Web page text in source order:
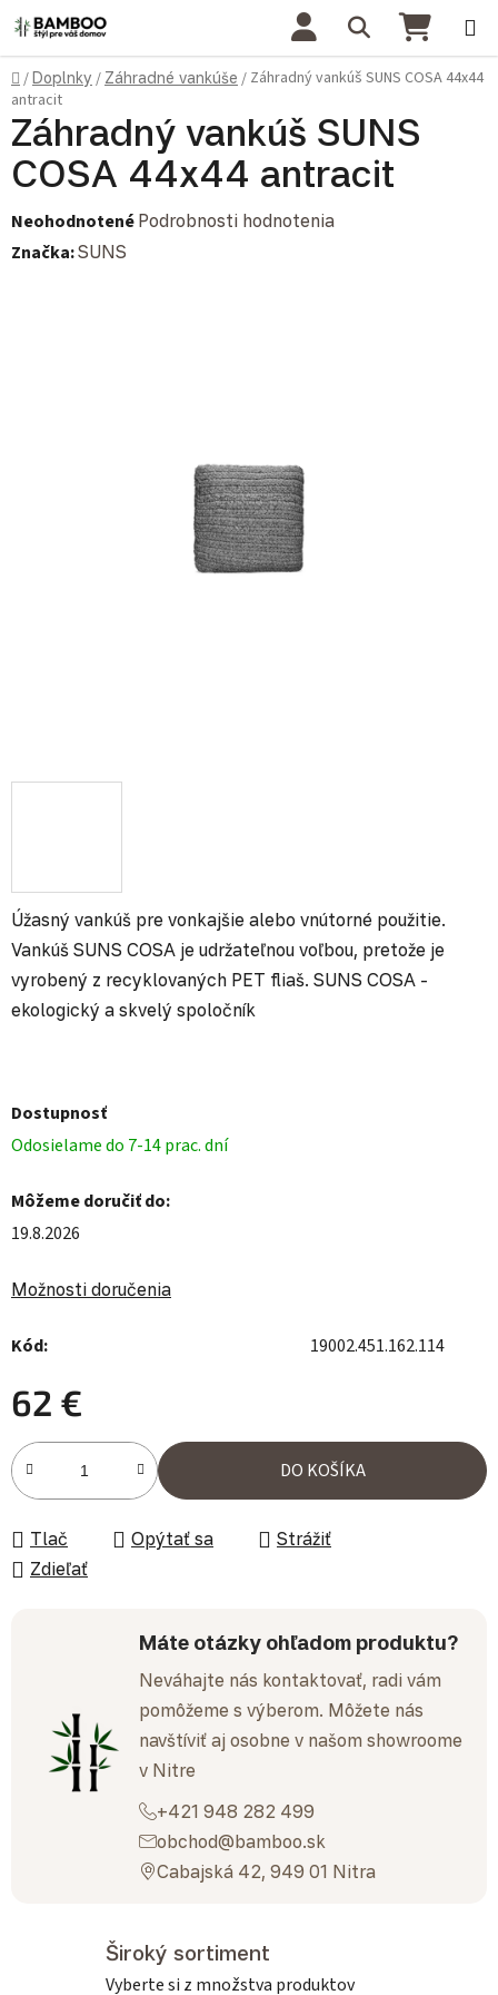
Prejsť na obsah Hľadať
Domov
/Doplnky / Záhradné vankúše / Záhradný vankúš SUNS COSA 44x44
antracit
Úžasný vankúš pre vonkajšie alebo vnútorné použitie.
Vankúš SUNS COSA je udržateľnou voľbou, pretože je
vyrobený z recyklovaných PET fliaš. SUNS COSA -
ekologický a skvelý spoločník
Dostupnosť
Odosielame do 7-14 prac. dní
Môžeme doručiť do:
19.8.2026
Možnosti doručenia
Kód: 19002.451.162.114
62 €
Jednotková cena:
DO KOŠÍKA
Tlač Opýtať sa
Strážiť
Zdieľať
Máte otázky ohľadom produktu?
Neváhajte nás kontaktovať, radi vám
pomôžeme s výberom. Môžete nás
navštíviť aj osobne v našom showroome
v Nitre
+421 948 282 499
obchod@bamboo.sk
Cabajská 42, 949 01 Nitra
Záhradný vankúš SUNS
COSA 44x44 antracit
Priemerné hodnotenie produktu je 0,0 z 5 hviezdičiek.
Neohodnotené Podrobnosti hodnotenia
Značka:SUNS
Široký sortiment
Vyberte si z množstva produktov